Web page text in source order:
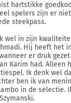
hartstikke
spelers zijn er
steekpass.
wel in zijn
Hij heeft het
er druk
Karim had. Alleen
Ik denk wel
ben ik van
in de selectie.